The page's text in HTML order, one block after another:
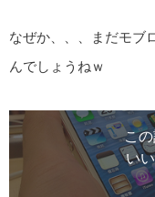
なぜか、、、まだモブ
んでしょうねｗ
こ
い